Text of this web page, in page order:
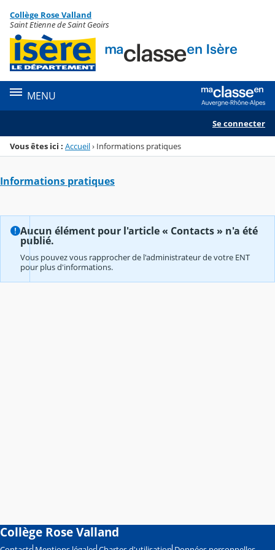
Menu de la rubrique
Contenu
Collège Rose Valland
Saint Etienne de Saint Geoirs
MENU
Se connecter
Vous êtes ici : Accueil› Informations pratiques
Informations pratiques
Aucun élément pour l'article « Contacts » n'a été
publié.
Vous pouvez vous rapprocher de l'administrateur de votre ENT
pour plus d'informations.
Collège Rose Valland